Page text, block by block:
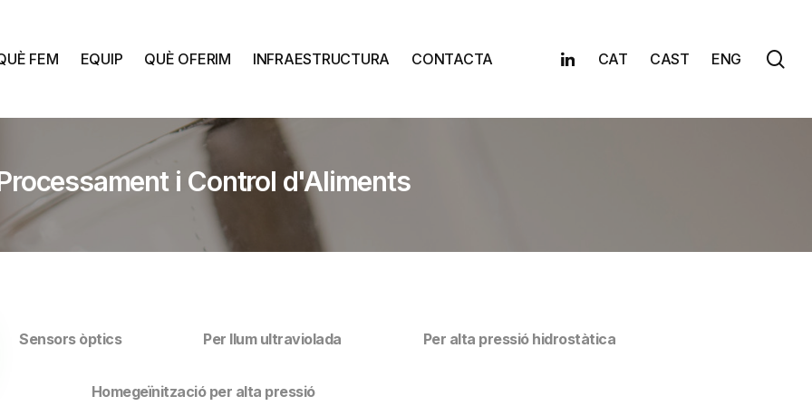
FEM EQUIP QUÈ OFERIM INFRAESTRUCTURA CONTACTA Linkedin
CAT CAST ENG
i Control d'Aliments
Sensors òptics Per llum ultraviolada Per alta pressió hidrostàtica
Homegeïnització per alta pressió